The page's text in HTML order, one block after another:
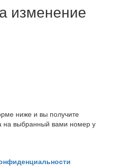
изменение
ниже и вы получите
на выбранный вами номер у